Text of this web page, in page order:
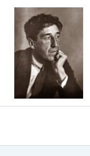
Перейти
содержимому